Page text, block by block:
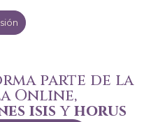
parte de la
Online,
isisyhorus